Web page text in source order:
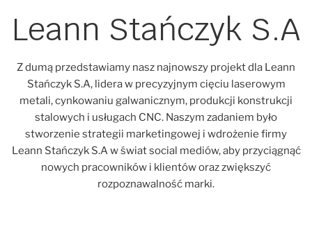
Leann Stańczyk S.A
Z dumą przedstawiamy nasz najnowszy projekt dla Leann
Stańczyk S.A, lidera w precyzyjnym cięciu laserowym
metali, cynkowaniu galwanicznym, produkcji konstrukcji
stalowych i usługach CNC. Naszym zadaniem było
stworzenie strategii marketingowej i wdrożenie firmy
Leann Stańczyk S.A w świat social mediów, aby przyciągnąć
nowych pracowników i klientów oraz zwiększyć
rozpoznawalność marki.